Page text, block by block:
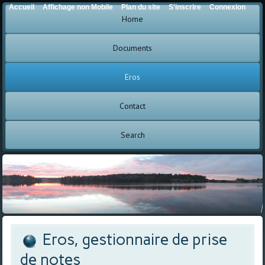
Home
Documents
Eros
Contact
Search
Eros, gestionnaire de prise
de notes
Accueil Affichage non Mobile Plan du site S'inscrire Connexion